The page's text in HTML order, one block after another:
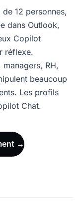
12 personnes,
dans Outlook,
Copilot
réflexe.
RH,
beaucoup
Les profils
Chat.
→